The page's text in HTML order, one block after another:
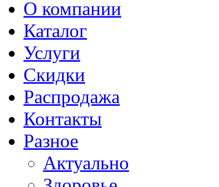
О компании
Каталог
Услуги
Скидки
Распродажа
Контакты
Разное
Актуально